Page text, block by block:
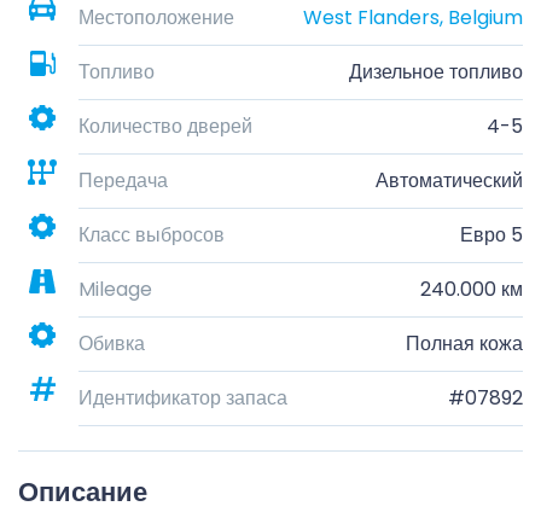
Местоположение
West Flanders, Belgium
Топливо
Дизельное топливо
Количество дверей
4-5
Передача
Автоматический
Класс выбросов
Евро 5
Mileage
240.000 км
Обивка
Полная кожа
Идентификатор запаса
#07892
Описание